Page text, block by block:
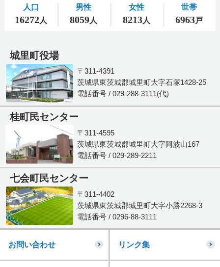
城里町役場
〒311-4391
茨城県東茨城郡城里町大字石塚1428-25
電話番号 / 029-288-3111(代)
桂町民センター
〒311-4595
茨城県東茨城郡城里町大字阿波山167
電話番号 / 029-289-2211
七会町民センター
〒311-4402
茨城県東茨城郡城里町大字小勝2268-3
電話番号 / 0296-88-3111
お問い合わせ リンク集